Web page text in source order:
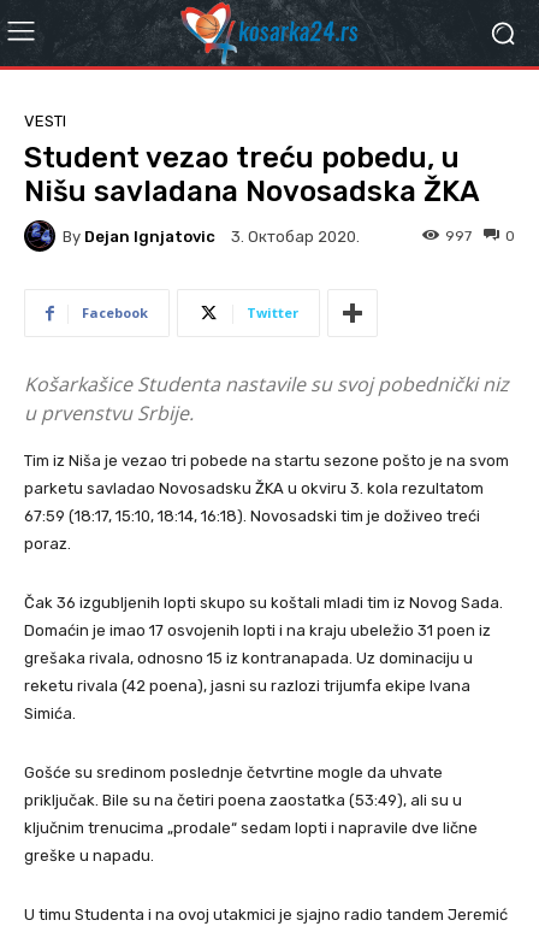
VESTI
Student vezao treću pobedu, u
Nišu savladana Novosadska ŽKA
By Dejan Ignjatovic 3. Октобар 2020. 0
997
Facebook Twitter
Košarkašice Studenta nastavile su svoj pobednički niz
u prvenstvu Srbije.
Tim iz Niša je vezao tri pobede na startu sezone pošto je na svom
parketu savladao Novosadsku ŽKA u okviru 3. kola rezultatom
67:59 (18:17, 15:10, 18:14, 16:18). Novosadski tim je doživeo treći
poraz.
Čak 36 izgubljenih lopti skupo su koštali mladi tim iz Novog Sada.
Domaćin je imao 17 osvojenih lopti i na kraju ubeležio 31 poen iz
grešaka rivala, odnosno 15 iz kontranapada. Uz dominaciju u
reketu rivala (42 poena), jasni su razlozi trijumfa ekipe Ivana
Simića.
Gošće su sredinom poslednje četvrtine mogle da uhvate
priključak. Bile su na četiri poena zaostatka (53:49), ali su u
ključnim trenucima „prodale“ sedam lopti i napravile dve lične
greške u napadu.
U timu Studenta i na ovoj utakmici je sjajno radio tandem Jeremić